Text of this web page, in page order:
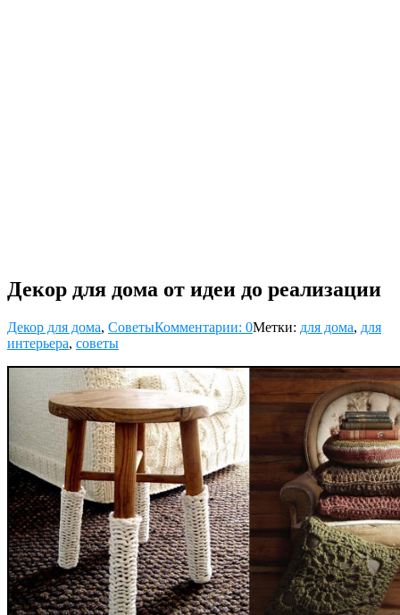
Декор для дома от идеи до реализации
Декор для дома, СоветыКомментарии: 0Метки: для дома, для
интерьера, советы